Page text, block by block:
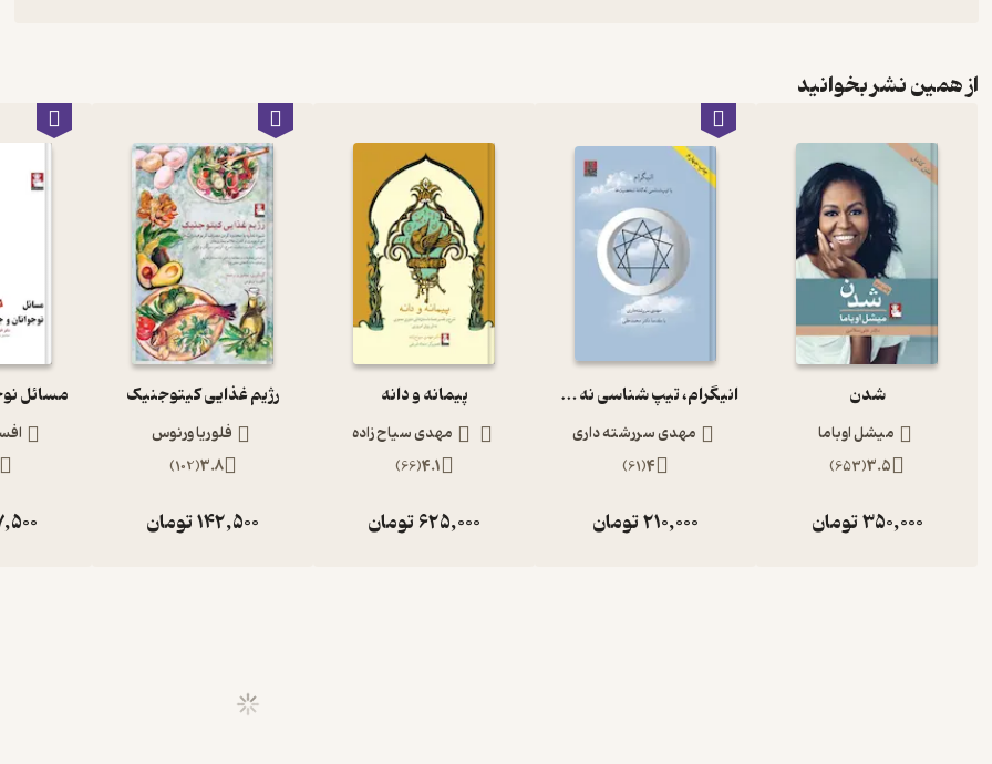
از همین نشر بخوانید
شدن
میشل اوباما
3.5
(
653
)
350,000تومان
انیگرام، تیپ شناسی نه گانه شخصیت ها
مهدی سررشته داری
4
(
61
)
210,000تومان
پیمانه و دانه
مهدی سیاح زاده
4.1
(
66
)
625,000تومان
رژیم غذایی کیتوجنیک
فلوریا ورنوس
3.8
(
102
)
142,500تومان
مسائل